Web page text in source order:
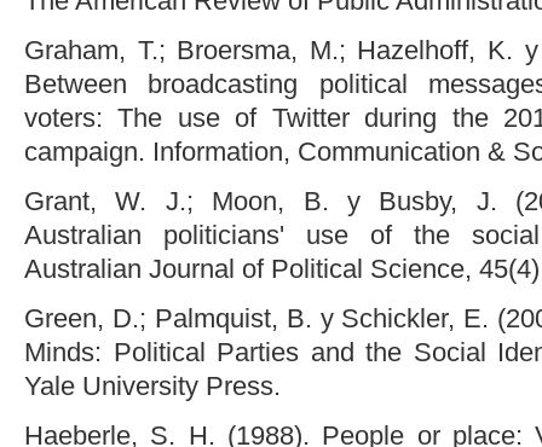
Graham, T.; Broersma, M.; Hazelhoff, K.
Between broadcasting political
voters: The use of Twitter during the
campaign. Information, Communication &
Grant, W. J.; Moon, B. y Busby, J.
Australian politicians' use of the
Australian Journal of Political Science,
Green, D.; Palmquist, B. y Schickler, E.
Minds: Political Parties and the Social
Yale University Press.
Haeberle, S. H. (1988). People or place: